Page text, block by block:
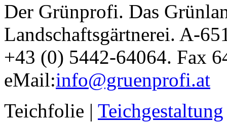
Der Grünprofi. Das
Landschaftsgärtnerei. A-
+43 (0) 5442-64064. Fax
eMail:info@gruenprofi.at
Teichfolie | Teichgestaltung